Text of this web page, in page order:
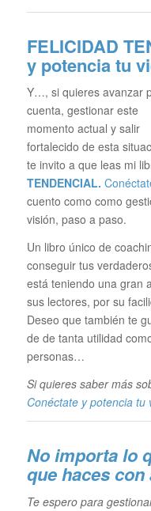
FELICIDAD
y potencia tu
Y…, si quieres avanzar
cuenta, gestionar este
momento actual y salir
fortalecido de esta
te invito a que leas mi
TENDENCIAL.
cuento como como
visión, paso a paso.
Un libro único de
conseguir tus
está teniendo una gran
sus lectores, por su
Deseo que también te
de de tanta utilidad
personas…
Si quieres saber más
Conéctate y potencia tu
No importa lo
que haces con
Te espero para